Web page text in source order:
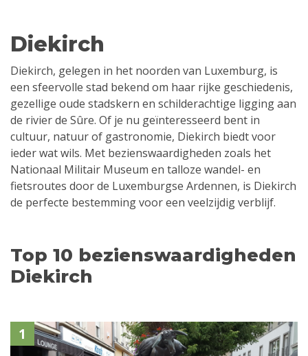
Diekirch
Diekirch, gelegen in het noorden van Luxemburg, is
een sfeervolle stad bekend om haar rijke geschiedenis,
gezellige oude stadskern en schilderachtige ligging aan
de rivier de Sûre. Of je nu geïnteresseerd bent in
cultuur, natuur of gastronomie, Diekirch biedt voor
ieder wat wils. Met bezienswaardigheden zoals het
Nationaal Militair Museum en talloze wandel- en
fietsroutes door de Luxemburgse Ardennen, is Diekirch
de perfecte bestemming voor een veelzijdig verblijf.
Top 10 bezienswaardigheden
Diekirch
1